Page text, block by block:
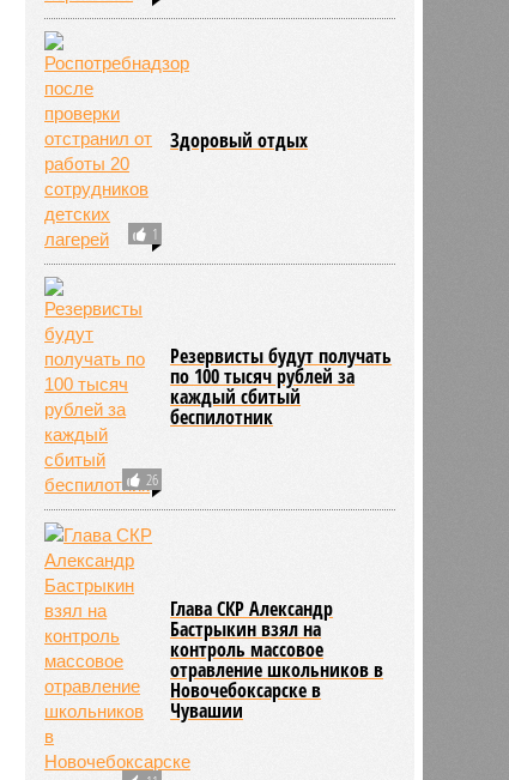
1
Здоровый отдых
26
Резервисты будут получать
по 100 тысяч рублей за
каждый сбитый
беспилотник
Глава СКР Александр
Бастрыкин взял на
контроль массовое
отравление школьников в
Новочебоксарске в
Чувашии